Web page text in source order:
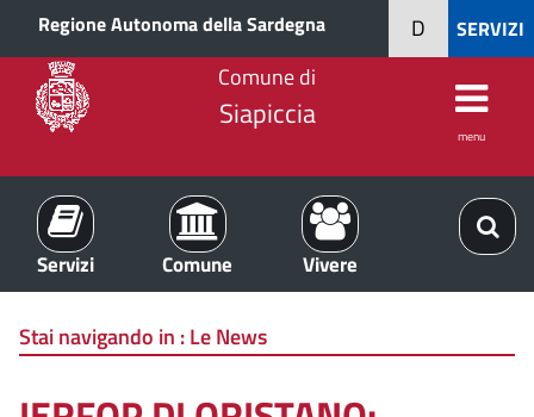
Regione Autonoma della Sardegna SERVIZI
D
Comune di
Siapiccia
menu
Servizi Comune Vivere
Stai navigando in :Le News